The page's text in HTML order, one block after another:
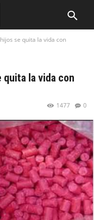
se quita la vida con
la vida con
0
1477